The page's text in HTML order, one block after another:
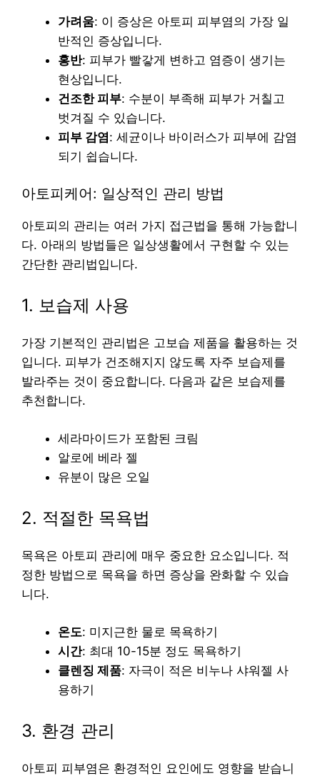
가려움: 이 증상은 아토피 피부염의 가장 일
반적인 증상입니다.
홍반: 피부가 빨갛게 변하고 염증이 생기는
현상입니다.
건조한 피부: 수분이 부족해 피부가 거칠고
벗겨질 수 있습니다.
피부 감염: 세균이나 바이러스가 피부에 감염
되기 쉽습니다.
아토피케어: 일상적인 관리 방법
아토피의 관리는 여러 가지 접근법을 통해 가능합니
다. 아래의 방법들은 일상생활에서 구현할 수 있는
간단한 관리법입니다.
1. 보습제 사용
가장 기본적인 관리법은 고보습 제품을 활용하는 것
입니다. 피부가 건조해지지 않도록 자주 보습제를
발라주는 것이 중요합니다. 다음과 같은 보습제를
추천합니다.
세라마이드가 포함된 크림
알로에 베라 젤
유분이 많은 오일
2. 적절한 목욕법
목욕은 아토피 관리에 매우 중요한 요소입니다. 적
정한 방법으로 목욕을 하면 증상을 완화할 수 있습
니다.
온도: 미지근한 물로 목욕하기
시간: 최대 10-15분 정도 목욕하기
클렌징 제품: 자극이 적은 비누나 샤워젤 사
용하기
3. 환경 관리
아토피 피부염은 환경적인 요인에도 영향을 받습니